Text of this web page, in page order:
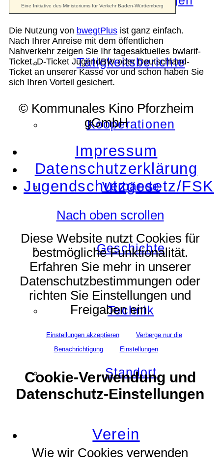
Tätigkeitsberichte
Kooperationen
Verbände
Geschichte
Technik
Standort
Verein
Die Nutzung von bwegtPlus ist ganz einfach.
Nach Ihrer Anreise mit dem öffentlichen
Nahverkehr zeigen Sie Ihr tagesaktuelles bwlarif-
Ticket, D-Ticket JugendBW oder Deutschland-
Ticket an unserer Kasse vor und schon haben Sie
sich Ihren Vorteil gesichert.
© Kommunales Kino Pforzheim
gGmbH
Impressum
Datenschutzerklärung
Jugendschutzgesetz/FSK
Nach oben scrollen
Diese Website nutzt Cookies für
bestmögliche Funktionalität.
Erfahren Sie mehr in unserer
Datenschutzbestimmungen oder
richten Sie Einstellungen und
Freigaben ein.
Einstellungen akzeptieren
Verberge nur die
Benachrichtigung
Einstellungen
Cookie-Verwendung und
Datenschutz-Einstellungen
Wie wir Cookies verwenden